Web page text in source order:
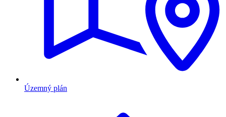
Územný plán